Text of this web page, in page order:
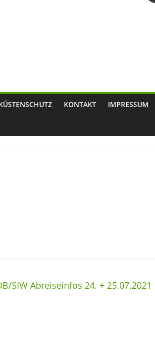
KONTAKT IMPRESSUM
SIW Abreiseinfos 24. + 25.07.2021